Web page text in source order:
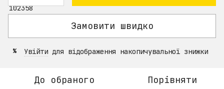
Замовити швидко
% Увійти для відображення накопичувальної знижки
До обраного Порівняти